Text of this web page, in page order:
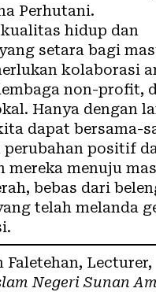
Perhutani.
hidup dan
setara bagi
kolaborasi
non-profit,
Hanya dengan
dapat bersama-
positif
mereka menuju
bebas dari
telah melanda
Faletehan, Lecturer,
Negeri Sunan